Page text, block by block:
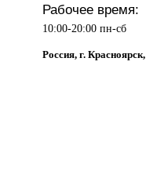
Рабочее время:
10:00-20:00 пн-сб
Россия, г.